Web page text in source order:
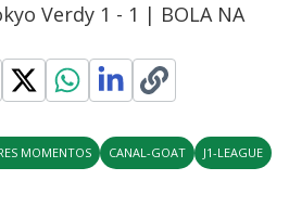
Verdy 1 - 1 | BOLA NA
MOMENTOS CANAL-GOAT J1-LEAGUE